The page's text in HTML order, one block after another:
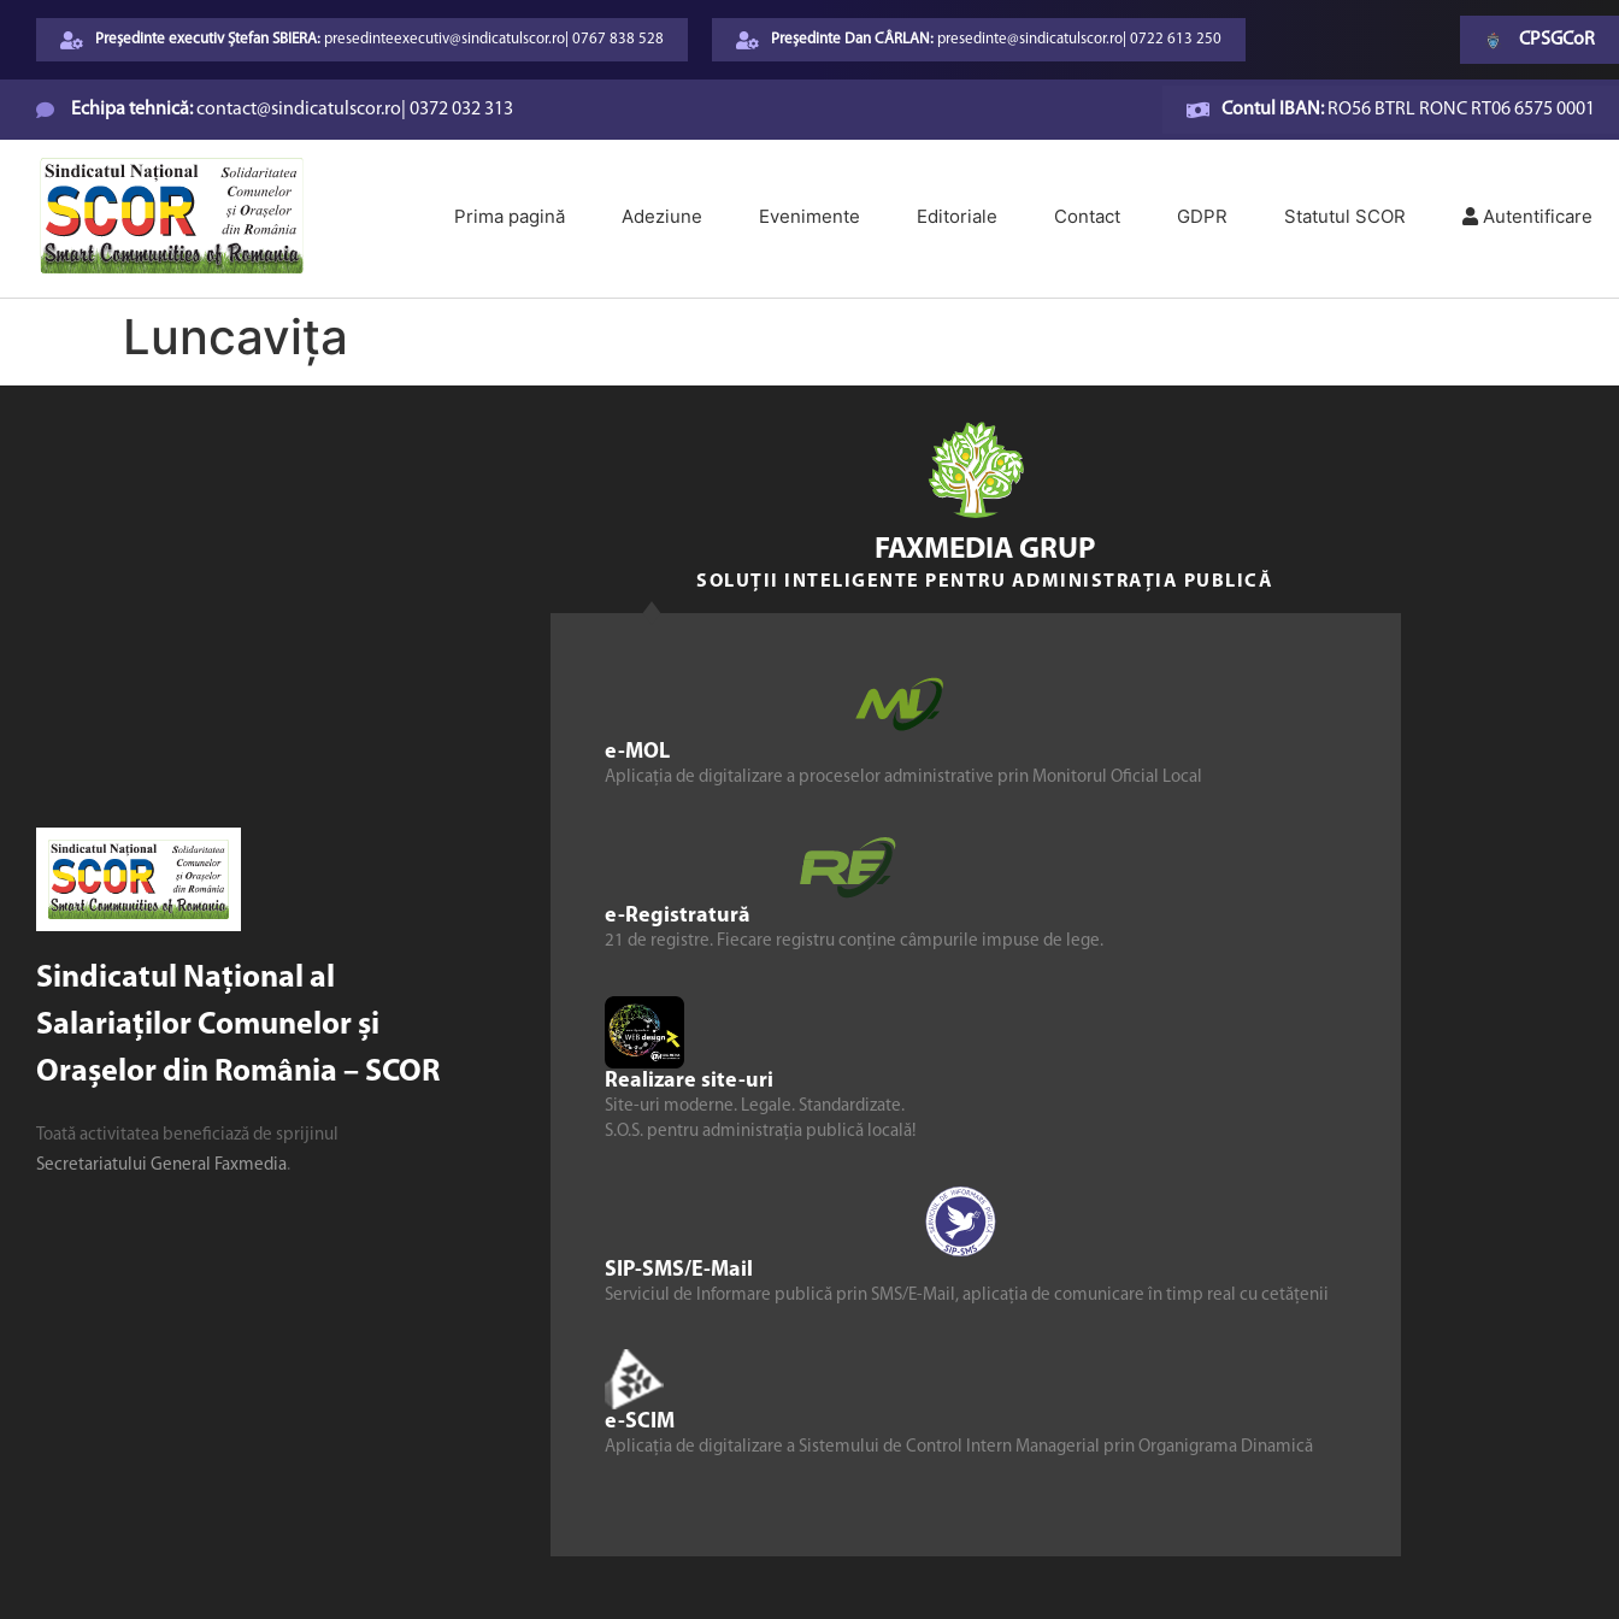
Președinte executiv Ștefan SBIERA:presedinteexecutiv@sindicatulscor.ro| 0767 838 528 Președinte Dan CÂRLAN:presedinte@sindicatulscor.ro| 0722 613 250 CPSGCoR
Echipa tehnică:contact@sindicatulscor.ro 0372 032 313 Contul IBAN:RO56 BTRL RONC RT06 6575 0001
Prima pagină Adeziune Evenimente Editoriale Contact GDPR Statutul SCOR Autentificare
Luncavița
Sindicatul Național al
Salariaților Comunelor și
Orașelor din România – SCOR
Toată activitatea beneficiază de sprijinul
Secretariatului General Faxmedia.
e-MOL
Aplicația de digitalizare a proceselor administrative prin Monitorul Oficial Local
e-Registratură
21 de registre. Fiecare registru conține câmpurile impuse de lege.
Realizare site-uri
Site-uri moderne. Legale. Standardizate.
S.O.S. pentru administrația publică locală!
SIP-SMS/E-Mail
Serviciul de Informare publică prin SMS/E-Mail, aplicația de comunicare în timp real cu cetățenii
e-SCIM
Aplicația de digitalizare a Sistemului de Control Intern Managerial prin Organigrama Dinamică
FAXMEDIA GRUP
SOLUȚII INTELIGENTE PENTRU ADMINISTRAȚIA PUBLICĂ